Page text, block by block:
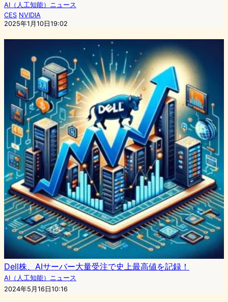
AI（人工知能）ニュース
CES NVIDIA
2025年1月10日19:02
Dell株、AIサーバー大量受注で史上最高値を記録！
AI（人工知能）ニュース
2024年5月16日10:16